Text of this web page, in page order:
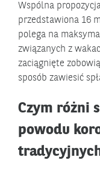
Wspólna
przedstawiona 16
polega na
związanych z
zaciągnięte
sposób zawiesić
Czym różni
powodu